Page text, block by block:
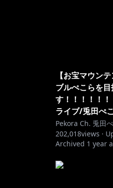
【お宝マウン
ブルぺこらを目
す！！！！！
ライブ/兎田ぺこ
Pekora Ch. 兎田
202,018views ·
Archived 1 year